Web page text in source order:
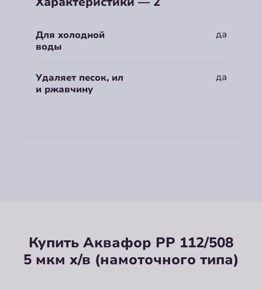
Для холодной
воды
да
Удаляет песок, ил
и ржавчину
да
Купить Аквафор РР 112/508
5 мкм х/в (намоточного типа)